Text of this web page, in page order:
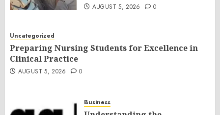
AUGUST 5, 2026 0
Uncategorized
Preparing Nursing Students for Excellence in
Clinical Practice
AUGUST 5, 2026 0
Business